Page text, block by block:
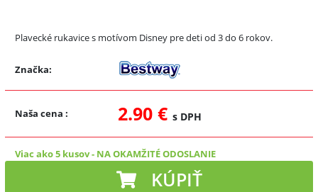
Plavecké rukavice s motívom Disney pre deti od 3 do 6 rokov.
Značka:
Naša cena : 2.90 € s DPH
Viac ako 5 kusov- NA OKAMŽITÉ ODOSLANIE
KÚPIŤ